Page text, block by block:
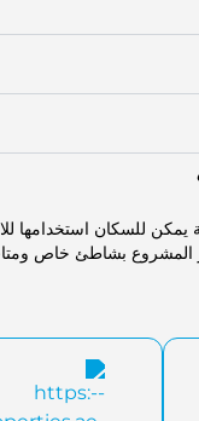
يمكن للسكان استخدامها
المشروع بشاطئ خاص